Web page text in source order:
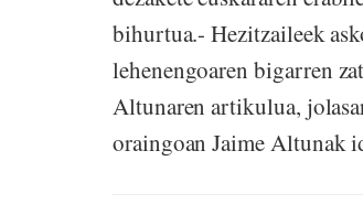
bihurtua.- Hezitzaileek
lehenengoaren bigarren
Altunaren artikulua,
oraingoan Jaime Altunak